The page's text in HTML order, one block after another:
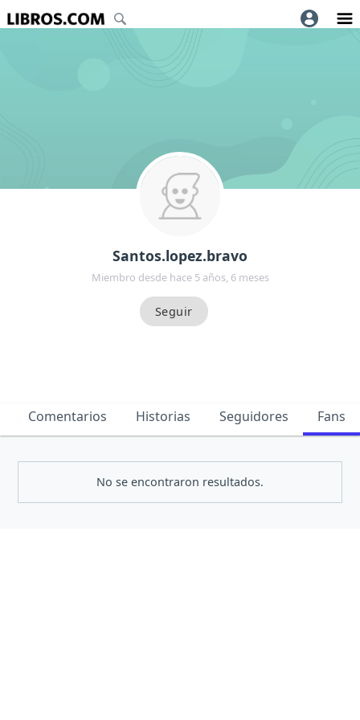
Santos.lopez.bravo
Miembro desde hace 5 años, 6 meses
Comentarios Historias Seguidores Fans
No se encontraron resultados.